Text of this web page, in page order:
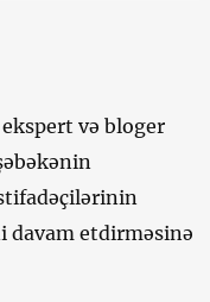
və bloger
etdirməsinə